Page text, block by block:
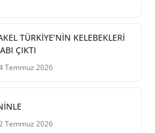
TÜRKİYE’NİN KELEBEKLERİ
ÇIKTI
Temmuz 2026
Temmuz 2026